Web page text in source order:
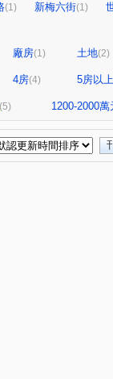
(1) 新梅六街(1)
廠房(1) 土地(2)
4房(4) 5房以上
(5) 1200-2000萬